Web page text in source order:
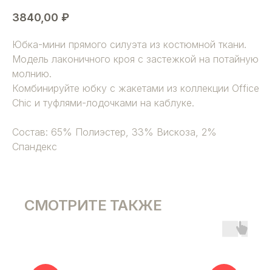
3840,00 ₽
Юбка-мини прямого силуэта из костюмной ткани.
Модель лаконичного кроя с застежкой на потайную
молнию.
Комбинируйте юбку с жакетами из коллекции Office
Chic и туфлями-лодочками на каблуке.
Состав: 65% Полиэстер, 33% Вискоза, 2%
Спандекс
СМОТРИТЕ ТАКЖЕ